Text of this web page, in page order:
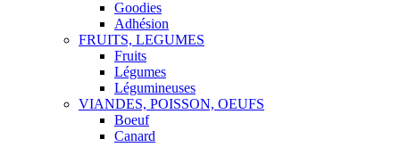
Goodies
Adhésion
FRUITS, LEGUMES
Fruits
Légumes
Légumineuses
VIANDES, POISSON, OEUFS
Boeuf
Canard